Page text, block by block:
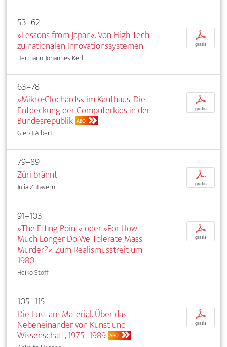
53–62
»Lessons from Japan«. Von High Tech
zu nationalen Innovationssystemen
Hermann-Johannes Kerl
p
gratis
63–78
»Mikro-Clochards« im Kaufhaus. Die
Entdeckung der Computerkids in der
Bundesrepublik ABO
Gleb J. Albert
p
gratis
79–89
Züri brännt
Julia Zutavern
p
gratis
91–103
»The Effing Point« oder »For How
Much Longer Do We Tolerate Mass
Murder?«. Zum Realismusstreit um
1980
Heiko Stoff
p
gratis
105–115
Die Lust am Material. Über das
Nebeneinander von Kunst und
Wissenschaft, 1975–1989 ABO
p
gratis